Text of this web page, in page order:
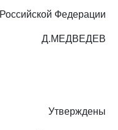
Российской Федерации
Д.МЕДВЕДЕВ
Утверждены